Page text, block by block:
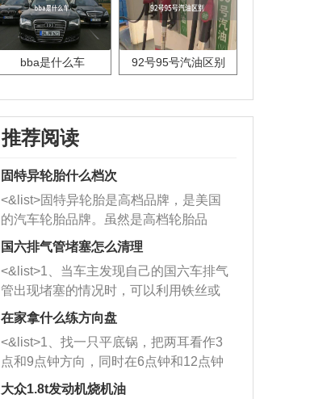
bba是什么车 92号95号汽油区别
推荐阅读
固特异轮胎什么档次
<&list>固特异轮胎是高档品牌，是美国
的汽车轮胎品牌。虽然是高档轮胎品
牌，但是中高低端的轮胎都有生产，这
也是为了更好的开拓市场。
国六排气管堵塞怎么清理
<&list>1、当车主发现自己的国六车排气
管出现堵塞的情况时，可以利用铁丝或
者是细棍，直接将杂物给取出来，如果
堵塞情况比较严重，也可以采取应急措
施。 <&list>2、直接利用木棍将所有的
杂物推到排气管里面的位置处，然后将
三元催化器拆解开，就可以将堵塞的东
在家拿什么练方向盘
<&list>1、找一只平底锅，把两耳看作3
点和9点钟方向，同时在6点钟和12点钟
方向做一个标记。 <&list>2、双手握住
大众1.8t发动机烧机油